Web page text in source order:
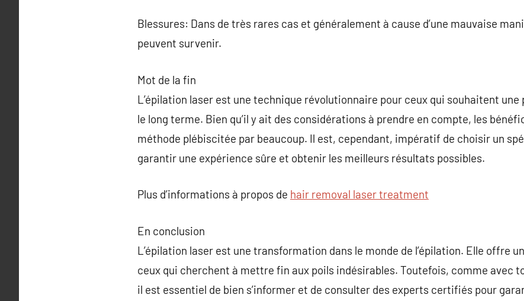
Blessures: Dans de très rares cas et généralement à cause d’une mauvaise
peuvent survenir.
Mot de la fin
L’épilation laser est une technique révolutionnaire pour ceux qui souhaitent une
le long terme. Bien qu’il y ait des considérations à prendre en compte, les
méthode plébiscitée par beaucoup. Il est, cependant, impératif de choisir un
garantir une expérience sûre et obtenir les meilleurs résultats possibles.
Plus d’informations à propos de hair removal laser treatment
En conclusion
L’épilation laser est une transformation dans le monde de l’épilation. Elle offre
ceux qui cherchent à mettre fin aux poils indésirables. Toutefois, comme avec
il est essentiel de bien s’informer et de consulter des experts certifiés pour